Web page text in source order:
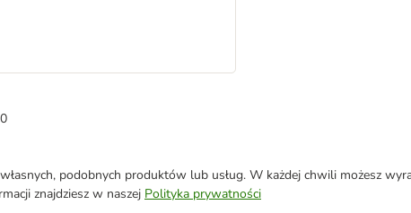
podobnych produktów lub usług. W każdej chwili możesz
znajdziesz w naszej Polityka prywatności